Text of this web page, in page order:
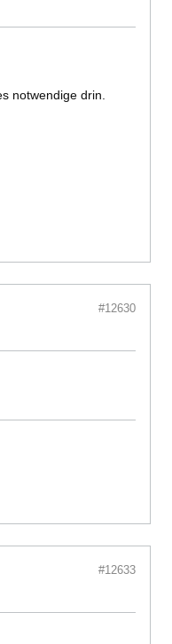
notwendige drin.
#12630
#12633